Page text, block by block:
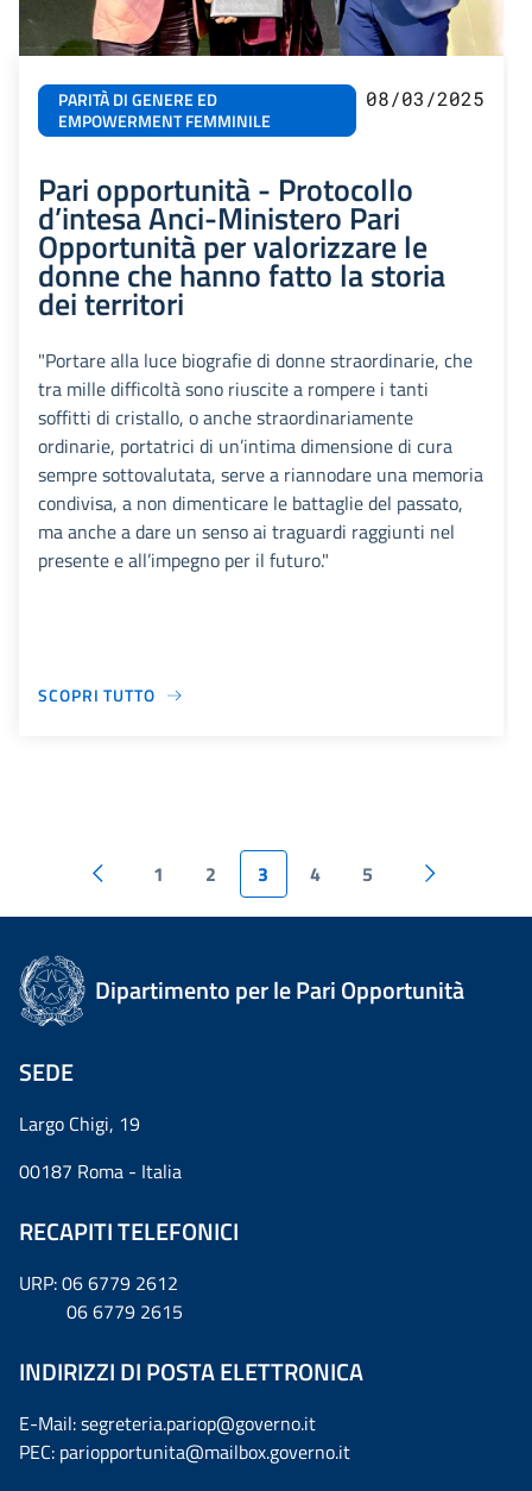
PARITÀ DI GENERE ED
EMPOWERMENT FEMMINILE
08/03/2025
Pari opportunità - Protocollo
d’intesa Anci-Ministero Pari
Opportunità per valorizzare le
donne che hanno fatto la storia
dei territori
"Portare alla luce biografie di donne straordinarie, che
tra mille difficoltà sono riuscite a rompere i tanti
soffitti di cristallo, o anche straordinariamente
ordinarie, portatrici di un’intima dimensione di cura
sempre sottovalutata, serve a riannodare una memoria
condivisa, a non dimenticare le battaglie del passato,
ma anche a dare un senso ai traguardi raggiunti nel
presente e all’impegno per il futuro."
SCOPRI TUTTO
1 2 3 4 5
Dipartimento per le Pari Opportunità
SEDE
Largo Chigi, 19
00187 Roma - Italia
RECAPITI TELEFONICI
URP: 06 6779 2612
06 6779 2615
INDIRIZZI DI POSTA ELETTRONICA
E-Mail: segreteria.pariop@governo.it
PEC: pariopportunita@mailbox.governo.it